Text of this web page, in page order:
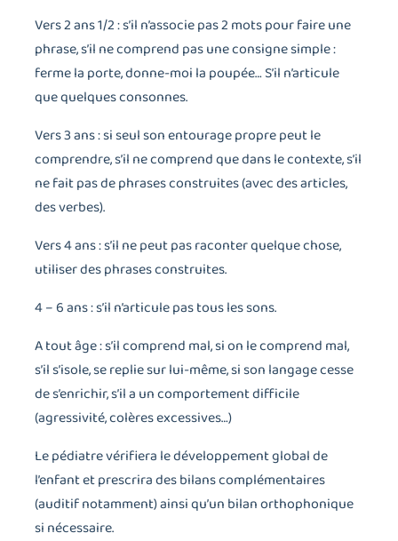
Vers 2 ans 1/2 : s’il n’associe pas 2 mots pour faire une
phrase, s’il ne comprend pas une consigne simple :
ferme la porte, donne-moi la poupée… S’il n’articule
que quelques consonnes.
Vers 3 ans : si seul son entourage propre peut le
comprendre, s’il ne comprend que dans le contexte, s’il
ne fait pas de phrases construites (avec des articles,
des verbes).
Vers 4 ans : s’il ne peut pas raconter quelque chose,
utiliser des phrases construites.
4 – 6 ans : s’il n’articule pas tous les sons.
A tout âge : s’il comprend mal, si on le comprend mal,
s’il s’isole, se replie sur lui-même, si son langage cesse
de s’enrichir, s’il a un comportement difficile
(agressivité, colères excessives…)
Le pédiatre vérifiera le développement global de
l’enfant et prescrira des bilans complémentaires
(auditif notamment) ainsi qu’un bilan orthophonique
si nécessaire.